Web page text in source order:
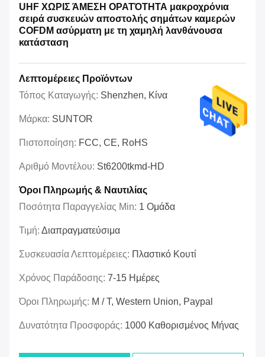
UHF ΧΩΡΙΣ ΆΜΕΣΗ ΟΡΑΤΌΤΗΤΑ μακροχρόνια
σειρά συσκευών αποστολής σημάτων καμερών
COFDM ασύρματη με τη χαμηλή λανθάνουσα
κατάσταση
Λεπτομέρειες Προϊόντων
Τόπος Καταγωγής: Shenzhen, Κίνα
Μάρκα: SUNTOR
Πιστοποίηση: FCC, CE, RoHS
Αριθμό Μοντέλου: St6200tkmd-HD
Όροι Πληρωμής & Ναυτιλίας
Ποσότητα Παραγγελίας Min: 1 Ομάδα
Τιμή: Διαπραγματεύσιμα
Συσκευασία Λεπτομέρειες: Πλαστικό Κουτί
Χρόνος Παράδοσης: 7-15 Ημέρες
Όροι Πληρωμής: Μ / Τ, Western Union, Paypal
Δυνατότητα Προσφοράς: 1000 Καθορισμένος Μήνας